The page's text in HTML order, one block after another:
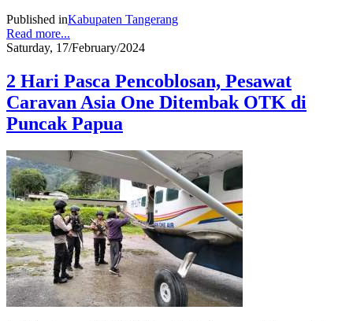
Published inKabupaten Tangerang
Read more...
Saturday, 17/February/2024
2 Hari Pasca Pencoblosan, Pesawat
Caravan Asia One Ditembak OTK di
Puncak Papua